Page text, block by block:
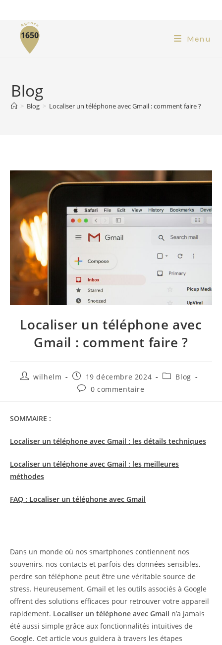
Menu
Blog
> Blog > Localiser un téléphone avec Gmail : comment faire ?
Localiser un téléphone avec
Gmail : comment faire ?
wilhelm 19 décembre 2024
Blog
0 commentaire
SOMMAIRE :
Localiser un téléphone avec Gmail : les détails techniques
Localiser un téléphone avec Gmail : les meilleures
méthodes
FAQ : Localiser un téléphone avec Gmail
Dans un monde où nos smartphones contiennent nos
souvenirs, nos contacts et parfois des données sensibles,
perdre son téléphone peut être une véritable source de
stress. Heureusement, Gmail et les outils associés à Google
offrent des solutions efficaces pour retrouver votre appareil
rapidement. Localiser un téléphone avec Gmail n’a jamais
été aussi simple grâce aux fonctionnalités intuitives de
Google. Cet article vous guidera à travers les étapes